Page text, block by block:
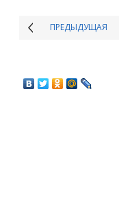
ПРЕДЫДУЩАЯ